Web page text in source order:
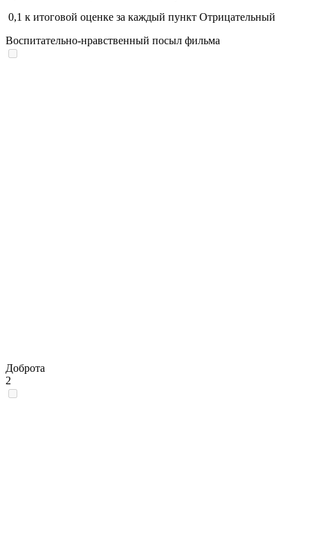
0,1 к итоговой оценке за каждый пункт Отрицательный
Воспитательно-нравственный посыл фильма
Доброта
2